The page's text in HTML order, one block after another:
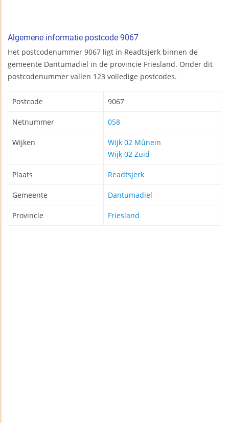
Algemene informatie postcode 9067
Het postcodenummer 9067 ligt in Readtsjerk binnen de
gemeente Dantumadiel in de provincie Friesland. Onder dit
postcodenummer vallen 123 volledige postcodes.
Postcode 9067
Netnummer 058
Wijken
Wijk 02 Mûnein
Wijk 02 Zuid
Plaats Readtsjerk
Gemeente Dantumadiel
Provincie Friesland